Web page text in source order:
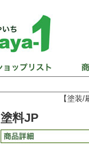
【塗
塗料JP